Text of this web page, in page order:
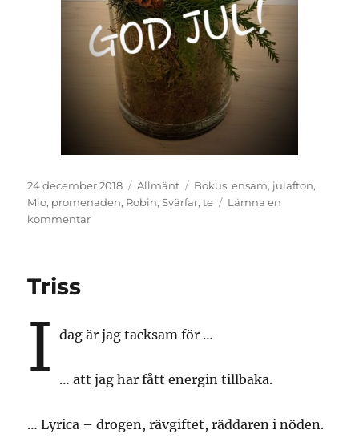
Publicerat
den
24 december 2018 Kategorier
Allmänt Etiketter
Bokus,ensam, julafton,
Mio, promenaden, Robin,Svärfar,te
Lämna en
kommentartill
Triss
I dag är jag tacksam för …
… att jag har fått energin tillbaka.
… Lyrica – drogen, rävgiftet, räddaren i nöden.